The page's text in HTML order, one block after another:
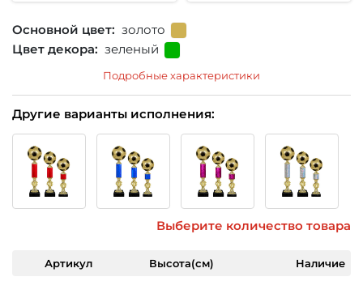
Основной цвет: золото
Цвет декора: зеленый
Подробные характеристики
Другие варианты исполнения:
Выберите количество товара
Артикул Высота(см)
Наличие